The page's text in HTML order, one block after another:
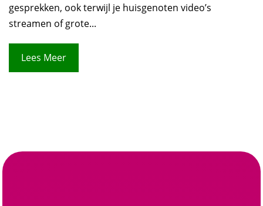
gesprekken, ook terwijl je huisgenoten video’s
streamen of grote...
Lees Meer